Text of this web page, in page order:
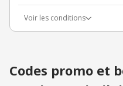
Voir les conditions
Codes promo et